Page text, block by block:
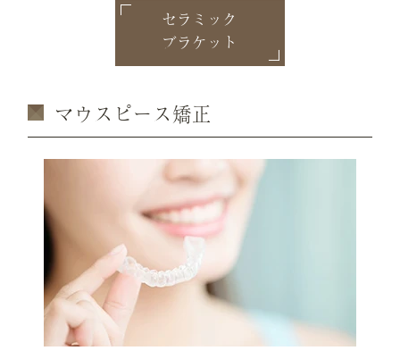
セラミック
ブラケット
マウスピース矯正